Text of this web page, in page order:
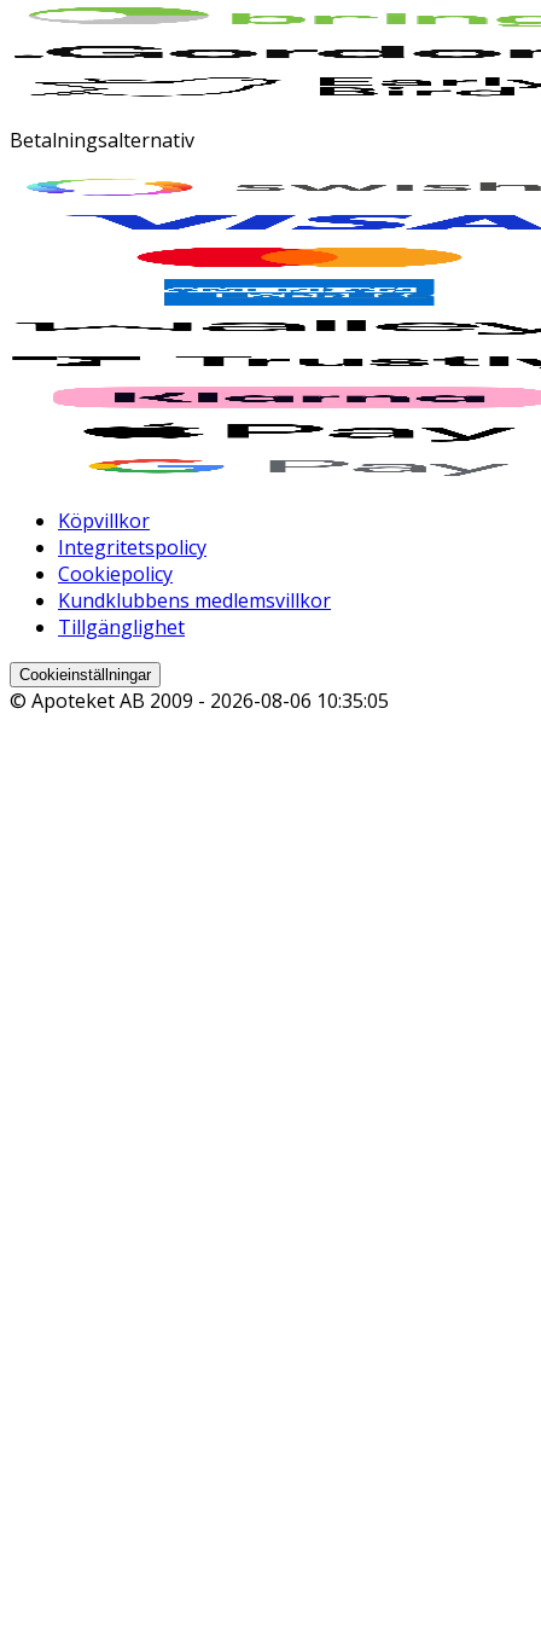
Betalningsalternativ
Köpvillkor
Integritetspolicy
Cookiepolicy
Kundklubbens medlemsvillkor
Tillgänglighet
Cookieinställningar
© Apoteket AB 2009 - 2026-08-06 10:35:05